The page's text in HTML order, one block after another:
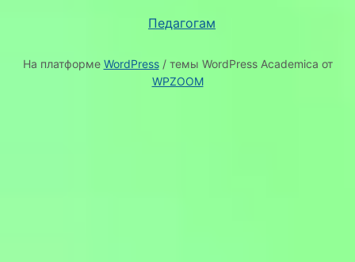
Педагогам
На платформе WordPress/ темы WordPress Academica от
WPZOOM